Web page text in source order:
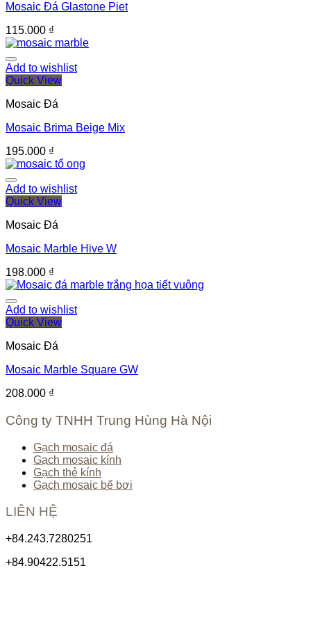
Mosaic Đá Glastone Piet
115.000 ₫
Add to wishlist
Quick View
Mosaic Đá
Mosaic Brima Beige Mix
195.000 ₫
Add to wishlist
Quick View
Mosaic Đá
Mosaic Marble Hive W
198.000 ₫
Add to wishlist
Quick View
Mosaic Đá
Mosaic Marble Square GW
208.000 ₫
Công ty TNHH Trung Hùng Hà Nội
Gạch mosaic đá
Gạch mosaic kính
Gạch thẻ kính
Gạch mosaic bể bơi
LIÊN HỆ
+84.243.7280251
+84.90422.5151